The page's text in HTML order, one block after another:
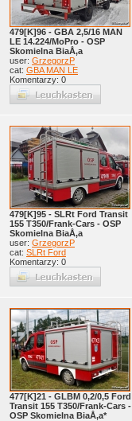
479[K]96 - GBA 2,5/16 MAN
LE 14.224/MoPro - OSP
Skomielna BiaÅ‚a
user: GrzegorzP
cat: GBA MAN LE
Komentarzy: 0
479[K]95 - SLRt Ford Transit
155 T350/Frank-Cars - OSP
Skomielna BiaÅ‚a
user: GrzegorzP
cat: SLRt Ford
Komentarzy: 0
477[K]21 - GLBM 0,2/0,5 Ford
Transit 155 T350/Frank-Cars -
OSP Skomielna BiaÅ‚a*